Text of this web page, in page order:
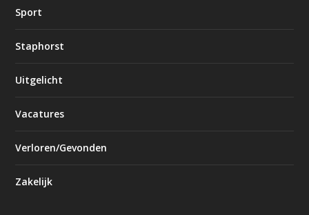
Sport
Staphorst
Uitgelicht
Vacatures
Verloren/Gevonden
Zakelijk